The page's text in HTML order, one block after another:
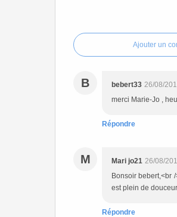
Ajouter un
B bebert33 26/08/
merci Marie-Jo ,
Répondre
M Mari jo21 26/08/
Bonsoir bebert,<br
est plein de
Répondre